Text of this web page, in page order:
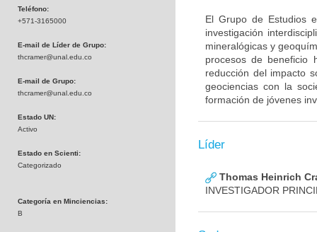
Teléfono:
+571-3165000
E-mail de Líder de Grupo:
thcramer@unal.edu.co
E-mail de Grupo:
thcramer@unal.edu.co
Estado UN:
Activo
Estado en Scienti:
Categorizado
Categoría en Minciencias:
B
El Grupo de Estudios
investigación
mineralógicas y
procesos de beneficio
reducción del impacto
geociencias con la
formación de jóvenes
Líder
Thomas Heinrich
INVESTIGADOR